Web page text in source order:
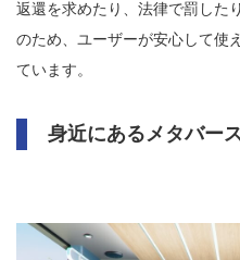
返還を求めたり、法律で罰した
のため、ユーザーが安心して使
ています。
身近にあるメタバー